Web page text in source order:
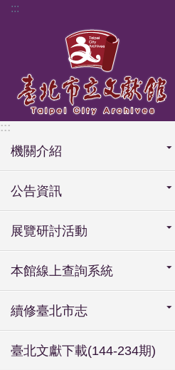
跳到主要內容區塊
:::
:::
機關介紹
公告資訊
展覽研討活動
本館線上查詢系統
續修臺北市志
臺北文獻下載(144-234期)